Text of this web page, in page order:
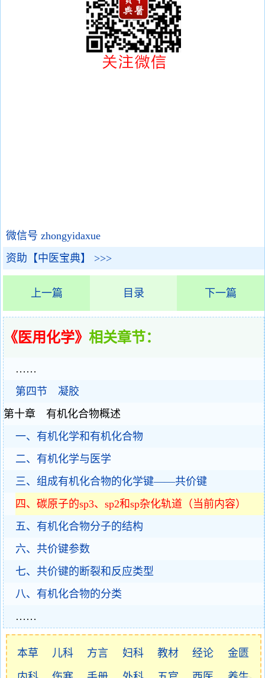
微信号 zhongyidaxue
资助【中医宝典】 >>>
上一篇 目录 下一篇
《医用化学》 相关章节：
……
第四节 凝胶
第十章 有机化合物概述
一、有机化学和有机化合物
二、有机化学与医学
三、组成有机化合物的化学键——共价键
四、碳原子的sp3、sp2和sp杂化轨道（当前内容）
五、有机化合物分子的结构
六、共价键参数
七、共价键的断裂和反应类型
八、有机化合物的分类
……
本草 儿科 方言 妇科 教材 经论
金匮